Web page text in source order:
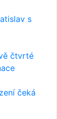
s
čtvrté
čeká